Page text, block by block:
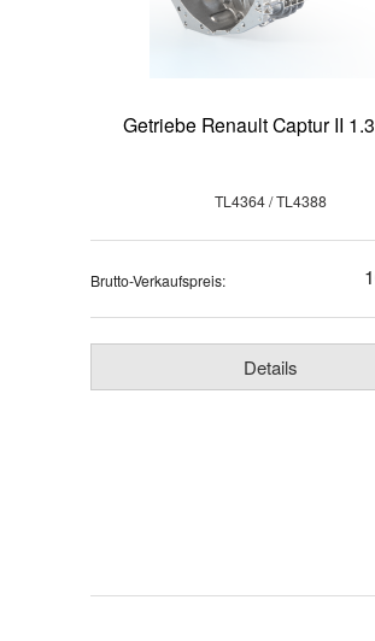
Getriebe Renault Captur II
TL4364 / TL4388
Brutto-Verkaufspreis:
Details